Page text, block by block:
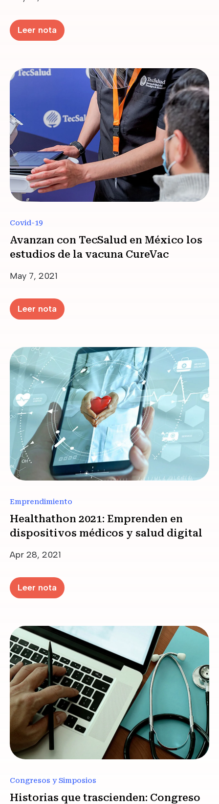
Leer nota
Covid-19
Avanzan con TecSalud en México los
estudios de la vacuna CureVac
Date
May 7, 2021
Leer nota
Emprendimiento
Healthathon 2021: Emprenden en
dispositivos médicos y salud digital
Date
Apr 28, 2021
Leer nota
Congresos y Simposios
Historias que trascienden: Congreso